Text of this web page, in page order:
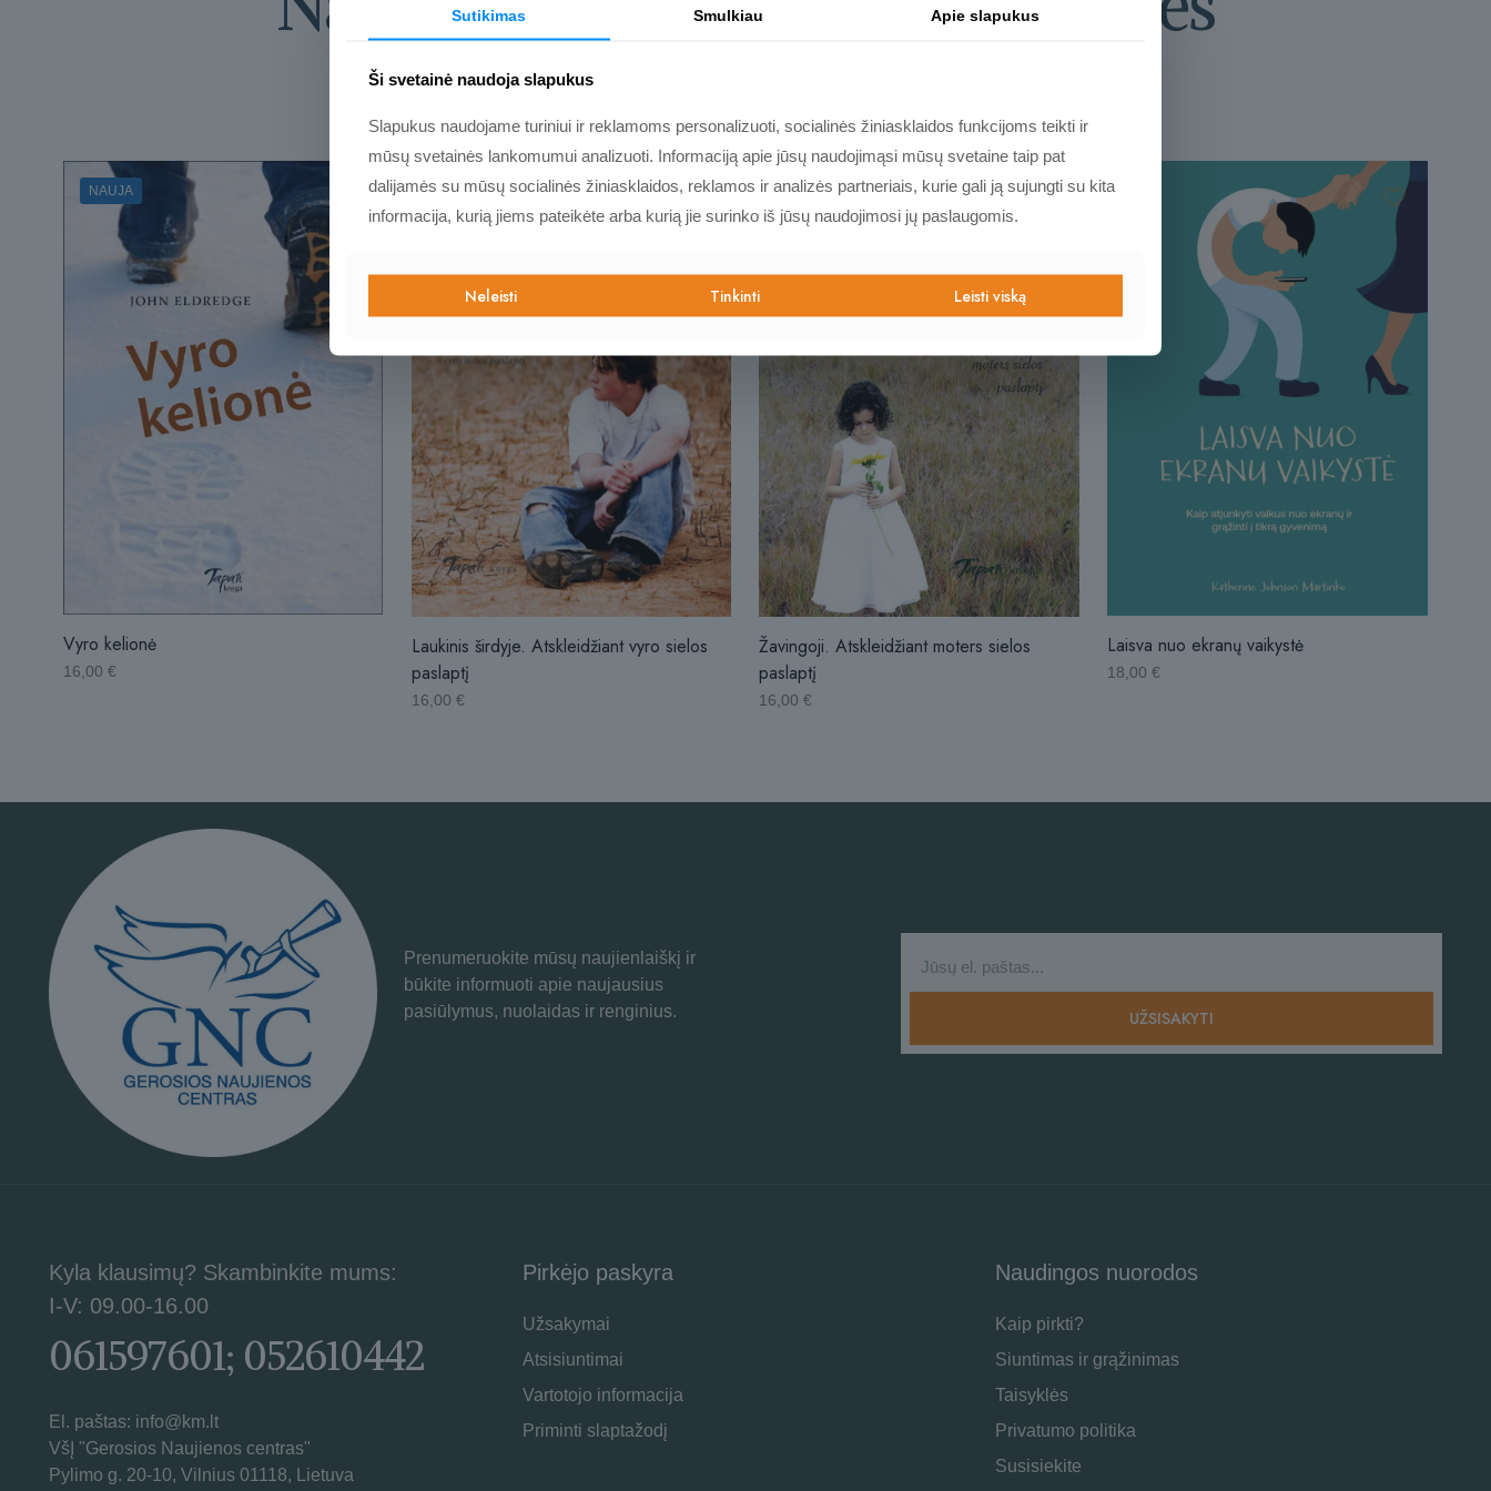
NAUJA
Vyro kelionė
16,00 €
Laukinis širdyje. Atskleidžiant vyro sielos
paslaptį
16,00 €
Žavingoji. Atskleidžiant moters sielos
paslaptį
16,00€
Laisva nuo ekranų vaikystė
18,00€
Prenumeruokite mūsų naujienlaiškį ir
būkite informuoti apie naujausius
pasiūlymus, nuolaidas ir renginius.
Kyla klausimų? Skambinkite mums:
I-V: 09.00-16.00
061597601; 052610442
El. paštas: info@km.lt
VšĮ "Gerosios Naujienos centras"
Pylimo g. 20-10, Vilnius 01118, Lietuva
Pirkėjo paskyra
Užsakymai
Atsisiuntimai
Vartotojo informacija
Priminti slaptažodį
Naudingos nuorodos
Kaip pirkti?
Siuntimas ir grąžinimas
Taisyklės
Privatumo politika
Susisiekite
Sutikimas Smulkiau Apie slapukus
Ši svetainė naudoja slapukus
Slapukus naudojame turiniui ir reklamoms personalizuoti, socialinės žiniasklaidos funkcijoms teikti ir
mūsų svetainės lankomumui analizuoti. Informaciją apie jūsų naudojimąsi mūsų svetaine taip pat
dalijamės su mūsų socialinės žiniasklaidos, reklamos ir analizės partneriais, kurie gali ją sujungti su kita
informacija, kurią jiems pateikėte arba kurią jie surinko iš jūsų naudojimosi jų paslaugomis.
Neleisti Tinkinti Leisti viską